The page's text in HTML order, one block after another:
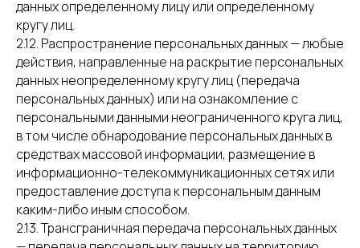
данных определенному лицу или определенному
кругу лиц.
2.12. Распространение персональных данных — любые
действия, направленные на раскрытие персональных
данных неопределенному кругу лиц (передача
персональных данных) или на ознакомление с
персональными данными неограниченного круга лиц,
в том числе обнародование персональных данных в
средствах массовой информации, размещение в
информационно-телекоммуникационных сетях или
предоставление доступа к персональным данным
каким-либо иным способом.
2.13. Трансграничная передача персональных данных